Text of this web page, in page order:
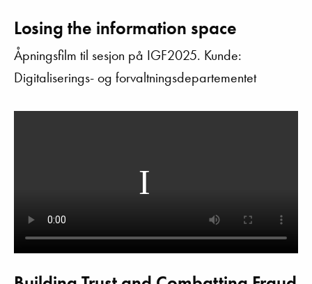
Losing the information space
Åpningsfilm til sesjon på IGF2025. Kunde:
Digitaliserings- og forvaltningsdepartementet